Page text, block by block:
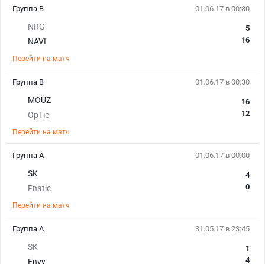
01.06.17 в 00:30
NRG
NAVI
5
16
Перейти на матч
Группа В
01.06.17 в 00:30
MOUZ
OpTic
16
12
Перейти на матч
Группа В
01.06.17 в 00:00
SK
Fnatic
4
0
Перейти на матч
Группа А
31.05.17 в 23:45
SK
Envy
1
4
Группа А